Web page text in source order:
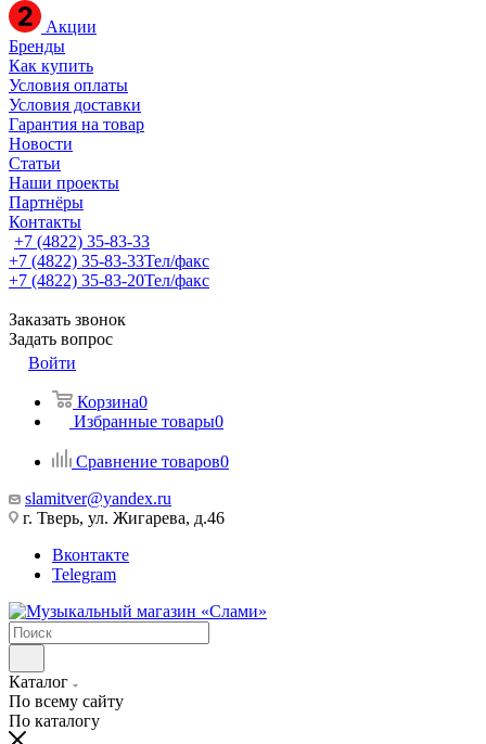
Акции
Бренды
Как купить
Условия оплаты
Условия доставки
Гарантия на товар
Новости
Статьи
Наши проекты
Партнёры
Контакты
+7 (4822) 35-83-33
+7 (4822) 35-83-33Тел/факс
+7 (4822) 35-83-20Тел/факс
Заказать звонок
Задать вопрос
Войти
Корзина0
Избранные товары0
Сравнение товаров0
slamitver@yandex.ru
г. Тверь, ул. Жигарева, д.46
Вконтакте
Telegram
Каталог
По всему сайту
По каталогу